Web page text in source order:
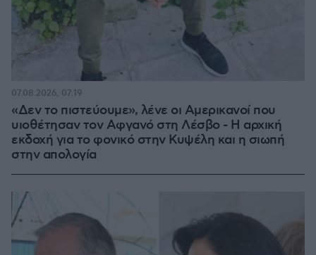
«Δεν το πιστεύουμε», λένε οι Αμερικανοί που
υιοθέτησαν τον Αφγανό στη Λέσβο - Η αρχική
εκδοχή για το φονικό στην Κυψέλη και η σιωπή
στην απολογία
07.08.2026, 07:19